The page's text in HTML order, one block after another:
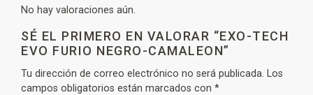
No hay valoraciones aún.
SÉ EL PRIMERO EN VALORAR “EXO-TECH
EVO FURIO NEGRO-CAMALEON”
Tu dirección de correo electrónico no será publicada. Los
campos obligatorios están marcados con *